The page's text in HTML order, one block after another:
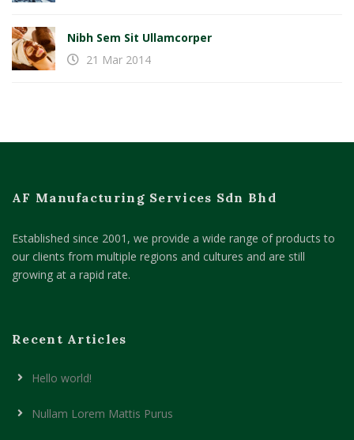
Nibh Sem Sit Ullamcorper
21 Mar 2014
AF Manufacturing Services Sdn Bhd
Established since 2001, we provide a wide range of products to
our clients from multiple regions and cultures and are still
growing at a rapid rate.
Recent Articles
Hello world!
Nullam Lorem Mattis Purus